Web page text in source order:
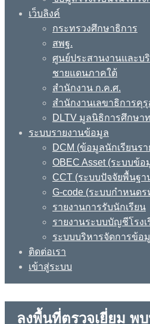
เว็บลิงค์
กระทรวงศึกษาธิการ
สพฐ.
ศูนย์ประสานงานและบ
ชายแดนภาคใต้
สำนักงาน ก.ค.ศ.
สำนักงานเลขาธิการคุ
DLTV มูลนิธิการศึกษา
ระบบรายงานข้อมูล
DCM (ข้อมูลนักเรียนร
OBEC Asset (ระบบข้
CCT (ระบบปัจจัยพื้นฐา
G-code (ระบบกำหนดร
รายงานการรับนักเรียน
รายงานระบบบัญชีโรงเ
ระบบบริหารจัดการข้อมู
ติดต่อเรา
เข้าสู่ระบบ
ลงพื้นที่ตรวจเยี่ยม พ